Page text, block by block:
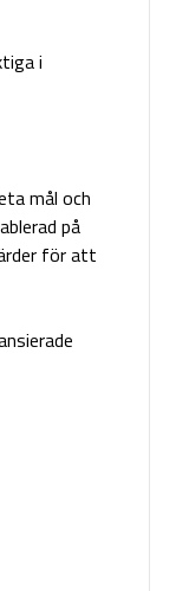
i
mål och
på
för att